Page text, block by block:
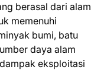
berasal dari alam
memenuhi
bumi, batu
daya alam
eksploitasi